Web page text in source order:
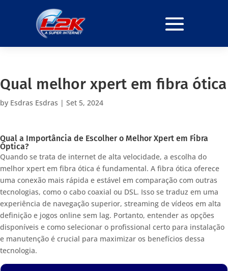
Qual melhor xpert em fibra ótica
by Esdras Esdras | Set 5, 2024
Qual a Importância de Escolher o Melhor Xpert em Fibra
Óptica?
Quando se trata de internet de alta velocidade, a escolha do
melhor xpert em fibra ótica é fundamental. A fibra ótica oferece
uma conexão mais rápida e estável em comparação com outras
tecnologias, como o cabo coaxial ou DSL. Isso se traduz em uma
experiência de navegação superior, streaming de vídeos em alta
definição e jogos online sem lag. Portanto, entender as opções
disponíveis e como selecionar o profissional certo para instalação
e manutenção é crucial para maximizar os benefícios dessa
tecnologia.